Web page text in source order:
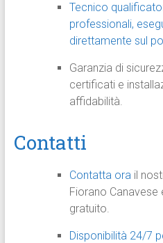
Tecnico
professionali,
direttamente sul
Garanzia di
certificati e
affidabilità.
Contatti
Contatta orail
Fiorano Canavese
gratuito.
Disponibilità 24/7